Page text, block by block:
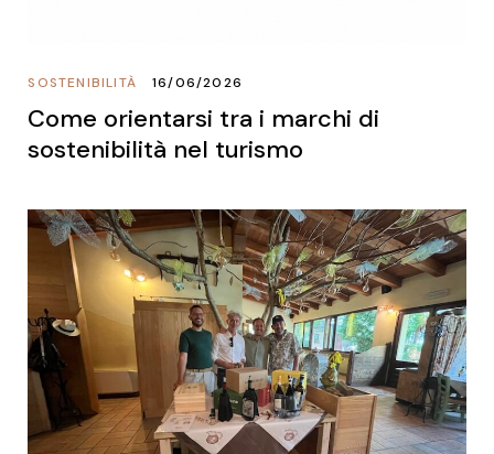
SOSTENIBILITÀ 16/06/2026
Come orientarsi tra i marchi di
sostenibilità nel turismo